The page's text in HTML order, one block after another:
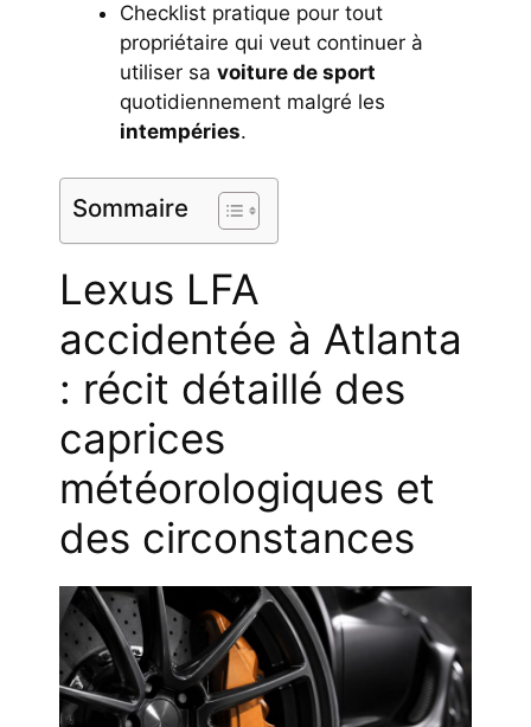
Checklist pratique pour tout
propriétaire qui veut continuer à
utiliser sa voiture de sport
quotidiennement malgré les
intempéries.
Sommaire
Lexus LFA
accidentée à Atlanta
: récit détaillé des
caprices
météorologiques et
des circonstances